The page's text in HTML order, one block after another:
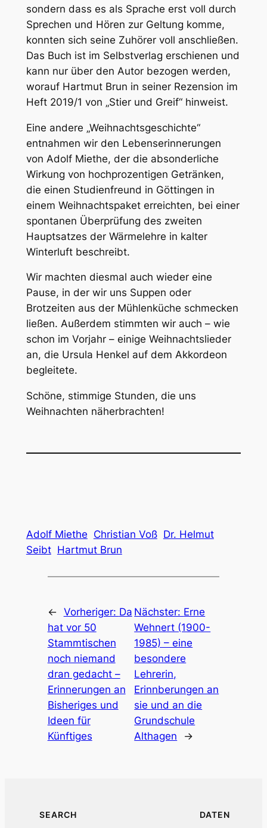
sondern dass es als Sprache erst voll durch
Sprechen und Hören zur Geltung komme,
konnten sich seine Zuhörer voll anschließen.
Das Buch ist im Selbstverlag erschienen und
kann nur über den Autor bezogen werden,
worauf Hartmut Brun in seiner Rezension im
Heft 2019/1 von „Stier und Greif“ hinweist.
Eine andere „Weihnachtsgeschichte“
entnahmen wir den Lebenserinnerungen
von Adolf Miethe, der die absonderliche
Wirkung von hochprozentigen Getränken,
die einen Studienfreund in Göttingen in
einem Weihnachtspaket erreichten, bei einer
spontanen Überprüfung des zweiten
Hauptsatzes der Wärmelehre in kalter
Winterluft beschreibt.
Wir machten diesmal auch wieder eine
Pause, in der wir uns Suppen oder
Brotzeiten aus der Mühlenküche schmecken
ließen. Außerdem stimmten wir auch – wie
schon im Vorjahr – einige Weihnachtslieder
an, die Ursula Henkel auf dem Akkordeon
begleitete.
Schöne, stimmige Stunden, die uns
Weihnachten näherbrachten!
Adolf Miethe Christian Voß Dr. Helmut
Seibt Hartmut Brun
← Vorheriger: Da
hat vor 50
Stammtischen
noch niemand
dran gedacht –
Erinnerungen an
Bisheriges und
Ideen für
Künftiges
Nächster: Erne
Wehnert (1900-
1985) – eine
besondere
Lehrerin,
Erinnberungen an
sie und an die
Grundschule
Althagen
→
SEARCH DATEN